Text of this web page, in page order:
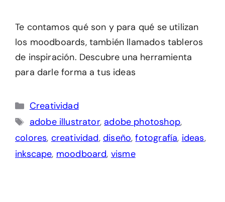
Te contamos qué son y para qué se utilizan
los moodboards, también llamados tableros
de inspiración. Descubre una herramienta
para darle forma a tus ideas
Categorías
Creatividad
Etiquetas
adobe illustrator, adobe photoshop,
colores, creatividad, diseño,fotografía, ideas,
inkscape, moodboard, visme